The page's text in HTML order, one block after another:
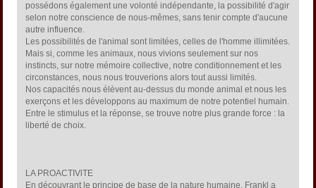
possédons également une volonté indépendante, la possibilité d'agir
selon notre conscience de nous-mêmes, sans tenir compte d'aucune
autre influence.
Les possibilités de l'animal sont limitées, celles de l'homme illimitées.
Mais si, comme les animaux, nous vivions seulement sur nos
instincts, sur notre mémoire collective, notre conditionnement et les
circonstances, nous nous trouverions alors tout aussi limités.
Nos capacités nous élèvent au-dessus du monde animal et nous les
exerçons et les développons au maximum de notre potentiel humain.
Entre le stimulus et la réponse, se trouve notre plus grande force : la
liberté de choix.
LA PROACTIVlTE
En découvrant le principe de base de la nature humaine, Frankl a